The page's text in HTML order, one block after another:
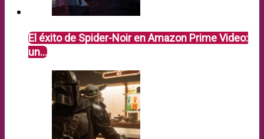
El éxito de Spider-Noir en Amazon Prime Video:
un…